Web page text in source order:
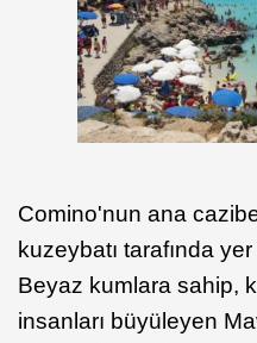
Comino'nun ana
kuzeybatı tarafında
Beyaz kumlara sahip,
insanları büyüleyen